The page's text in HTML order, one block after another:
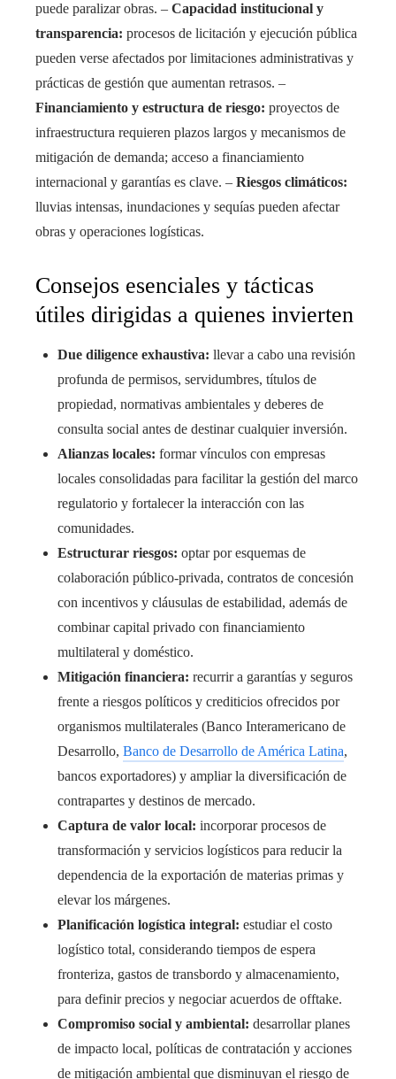
puede paralizar obras. – Capacidad institucional y
transparencia: procesos de licitación y ejecución pública
pueden verse afectados por limitaciones administrativas y
prácticas de gestión que aumentan retrasos. –
Financiamiento y estructura de riesgo: proyectos de
infraestructura requieren plazos largos y mecanismos de
mitigación de demanda; acceso a financiamiento
internacional y garantías es clave. – Riesgos climáticos:
lluvias intensas, inundaciones y sequías pueden afectar
obras y operaciones logísticas.
Consejos esenciales y tácticas
útiles dirigidas a quienes invierten
Due diligence exhaustiva: llevar a cabo una revisión
profunda de permisos, servidumbres, títulos de
propiedad, normativas ambientales y deberes de
consulta social antes de destinar cualquier inversión.
Alianzas locales: formar vínculos con empresas
locales consolidadas para facilitar la gestión del marco
regulatorio y fortalecer la interacción con las
comunidades.
Estructurar riesgos: optar por esquemas de
colaboración público-privada, contratos de concesión
con incentivos y cláusulas de estabilidad, además de
combinar capital privado con financiamiento
multilateral y doméstico.
Mitigación financiera: recurrir a garantías y seguros
frente a riesgos políticos y crediticios ofrecidos por
organismos multilaterales (Banco Interamericano de
Desarrollo, Banco de Desarrollo de América Latina,
bancos exportadores) y ampliar la diversificación de
contrapartes y destinos de mercado.
Captura de valor local: incorporar procesos de
transformación y servicios logísticos para reducir la
dependencia de la exportación de materias primas y
elevar los márgenes.
Planificación logística integral: estudiar el costo
logístico total, considerando tiempos de espera
fronteriza, gastos de transbordo y almacenamiento,
para definir precios y negociar acuerdos de offtake.
Compromiso social y ambiental: desarrollar planes
de impacto local, políticas de contratación y acciones
de mitigación ambiental que disminuyan el riesgo de